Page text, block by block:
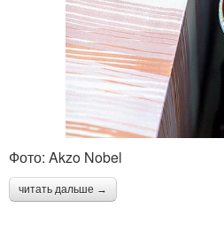
Фото: Akzo Nobel
читать дальше →